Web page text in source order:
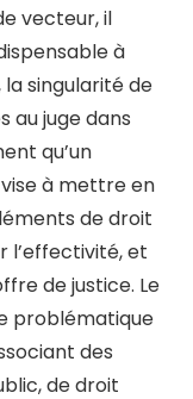
vecteur, il
à
la singularité de
au juge dans
qu’un
à mettre en
de droit
l’effectivité, et
de justice. Le
problématique
des
de droit